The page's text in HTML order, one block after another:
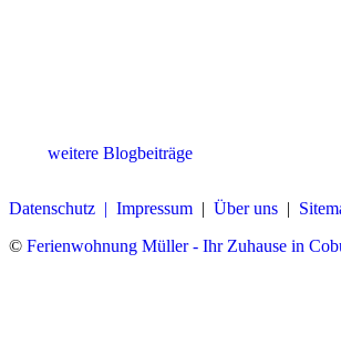
weitere Blogbeiträge
Datenschutz | Impressum | Über uns |
© Ferienwohnung Müller - Ihr Zuhause in